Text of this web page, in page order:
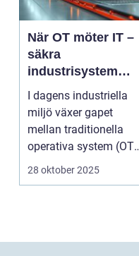
När OT möter IT –
säkra
industrisystem
utan att stoppa
produktionen
I dagens industriella
miljö växer gapet
mellan traditionella
operativa system (OT)
och mod...
28 oktober 2025